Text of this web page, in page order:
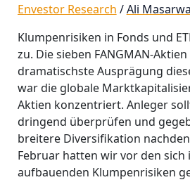
Envestor Research /Ali
Klumpenrisiken in Fonds und
zu. Die sieben FANGMAN-
dramatischste Ausprägung
war die globale
Aktien konzentriert. Anleger
dringend überprüfen und
breitere Diversifikation
Februar hatten wir vor den sich
aufbauenden Klumpenrisiken